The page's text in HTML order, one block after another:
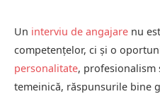
Un interviu de angajare nu
competențelor, ci și o
personalitate, profesionalism
temeinică, răspunsurile bine